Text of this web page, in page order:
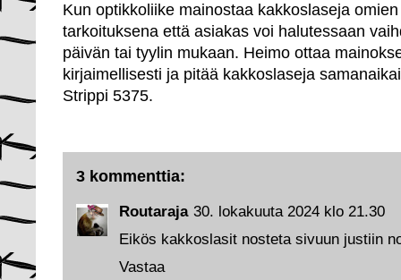
Kun optikkoliike mainostaa kakkoslaseja
tarkoituksena että asiakas voi halutessaan
päivän tai tyylin mukaan. Heimo ottaa
kirjaimellisesti ja pitää kakkoslaseja
Strippi 5375.
3 kommenttia:
Routaraja 30. lokakuuta 2024 klo 21.30
Eikös kakkoslasit nosteta sivuun justiin
Vastaa